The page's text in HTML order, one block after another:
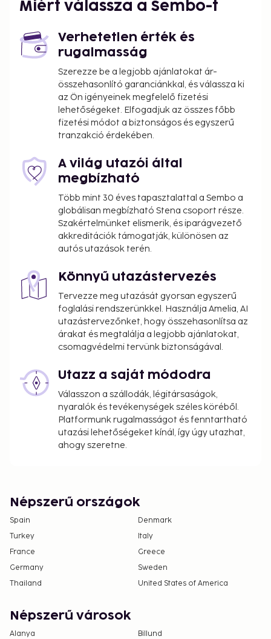
Miért válassza a Sembo-t
Verhetetlen érték és
rugalmasság
Szerezze be a legjobb ajánlatokat ár-
összehasonlító garanciánkkal, és válassza ki
az Ön igényeinek megfelelő fizetési
lehetőségeket. Elfogadjuk az összes főbb
fizetési módot a biztonságos és egyszerű
tranzakció érdekében.
A világ utazói által
megbízható
Több mint 30 éves tapasztalattal a Sembo a
globálisan megbízható Stena csoport része.
Szakértelmünket elismerik, és iparágvezető
akkreditációk támogatják, különösen az
autós utazások terén.
Könnyű utazástervezés
Tervezze meg utazását gyorsan egyszerű
foglalási rendszerünkkel. Használja Amelia, AI
utazástervezőnket, hogy összehasonlítsa az
árakat és megtalálja a legjobb ajánlatokat,
csomagvédelmi tervünk biztonságával.
Utazz a saját módodra
Válasszon a szállodák, légitársaságok,
nyaralók és tevékenységek széles köréből.
Platformunk rugalmasságot és fenntartható
utazási lehetőségeket kínál, így úgy utazhat,
ahogy szeretne.
Népszerű országok
Spain
Denmark
Turkey
Italy
France
Greece
Germany
Sweden
Thailand
United States of America
Népszerű városok
Alanya
Billund